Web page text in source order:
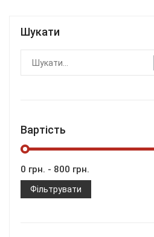
Шукати
Вартість
Фільтрувати